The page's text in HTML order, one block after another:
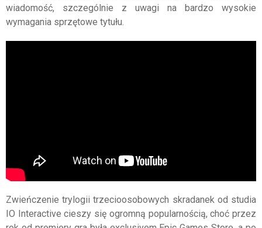
wiadomość, szczególnie z uwagi na bardzo wysokie
wymagania sprzętowe tytułu.
Zwieńczenie trylogiitrzecioosobowych skradanek od studia
IO Interactive cieszy się ogromną popularnością, choć przez